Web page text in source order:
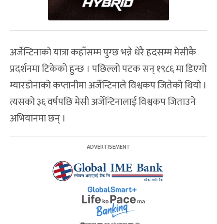
अर्जेन्टिनाको यात्रा कहाँसम्म पुग्छ भन्ने धेरै हदसम्म मेसीकै
प्रदर्शनमा टिकेको हुन्छ । पछिल्लो पटक सन् १९८६ मा डिएगो
म्यारडोनाको कप्तानीमा अर्जेन्टिनाले विश्वकप जितेको थियो ।
त्यसको ३६ वर्षपछि मेसी अर्जेन्टिनालाई विश्वकप जिताउने
अभियानमा छन् ।